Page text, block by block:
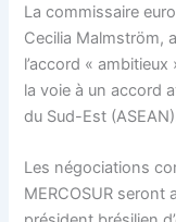
La commissaire
Cecilia Malmström,
l’accord «
la voie à un accord
du Sud-Est
Les négociations
MERCOSUR seront